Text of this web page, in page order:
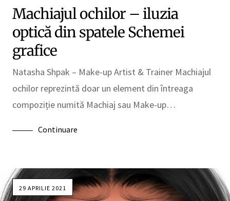
Machiajul ochilor – iluzia
optică din spatele Schemei
grafice
Natasha Shpak – Make-up Artist & Trainer Machiajul
ochilor reprezintă doar un element din întreaga
compoziție numită Machiaj sau Make-up…
Continuare
29 APRILIE 2021